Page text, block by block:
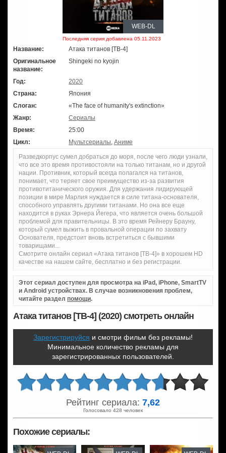
WEB-DL
Последняя серия добавлена 05.11.2023
Название:
Атака титанов [ТВ-4]
Оригинальное
название:
Shingeki no kyojin
Год:
2020
Страна:
Япония
Слоган:
«The face of humanity's extinction»
Жанр:
Сериалы
Время:
25:00
Цикл:
Мультсериалы, Аниме
Разведкорпус сумел добраться до моря, после чего люди узнали,
что все это время противостояли на только титанам, но и другой
нации. Противник, который всегда полагался на титанов,
понимает, что теряет свое преимущество из-за развития
противотитанического оружия. Для удержания лидирующей
позиции в мире Марлия нуждается в силе титана-основателя,
способного управлять другими титанами. Но она все еще
находится в руках Эрнера Йегера, что является очень большой
проблемой для правительницы. В это время Рейнеру Брауну,
который сумел выжить в провальной операции по захвату
Основателя, предстоит вновь встретиться с бывшими
товарищами...
Смотрите онлайн сериал «Атака титанов [ТВ-4]» в хорошем HD
качестве на нашем сайте, бесплатно и без регистрации.
Этот сериал доступен для просмотра на iPad, iPhone, SmartTV
и Android устройствах. В случае возникновения проблем,
читайте раздел помощи.
Атака титанов [ТВ-4] (2020) смотреть онлайн
Зарегистрируйся и смотри фильм без рекламы!
Минимальное количество рекламы для
зарегистрированных пользователей.
Рейтинг сериала: 7,62
Голосовало 428 человек
Похожие сериалы: